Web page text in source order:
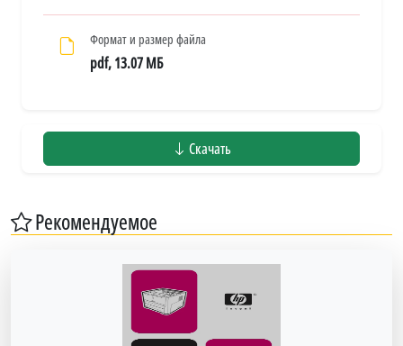
Формат и размер файла
pdf, 13.07 МБ
Скачать
Рекомендуемое